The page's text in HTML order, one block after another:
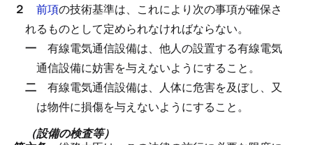
２ 前項の技術基準は、これにより次の事項が確保さ
れるものとして定められなければならない。
一 有線電気通信設備は、他人の設置する有線電気
通信設備に妨害を与えないようにすること。
二 有線電気通信設備は、人体に危害を及ぼし、又
は物件に損傷を与えないようにすること。
（設備の検査等）